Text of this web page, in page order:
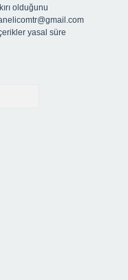
olduğunu
yasal süre